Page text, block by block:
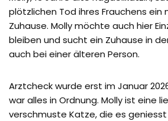
plötzlichen Tod ihres Frauchens
Zuhause. Molly möchte auch hier
bleiben und sucht ein Zuhause in
auch bei einer älteren Person.
Arztcheck wurde erst im Januar
war alles in Ordnung. Molly ist eine
verschmuste Katze, die es